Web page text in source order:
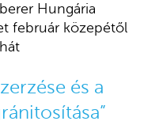
Hungária
február közepétől
és a